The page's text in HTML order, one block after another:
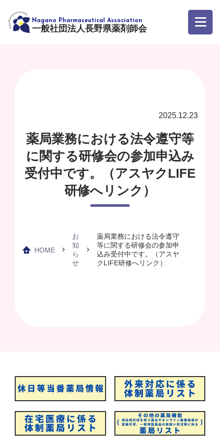
一般社団法人長野県薬剤師会
2025.12.23
薬局業務における法令遵守等
に関する研修会の参加申込み
受付中です。（アスヤクLIFE
研修へリンク）
HOME
お
知
ら
せ
薬局業務における法令遵守
等に関する研修会の参加申
込み受付中です。（アスヤ
クLIFE研修へリンク）